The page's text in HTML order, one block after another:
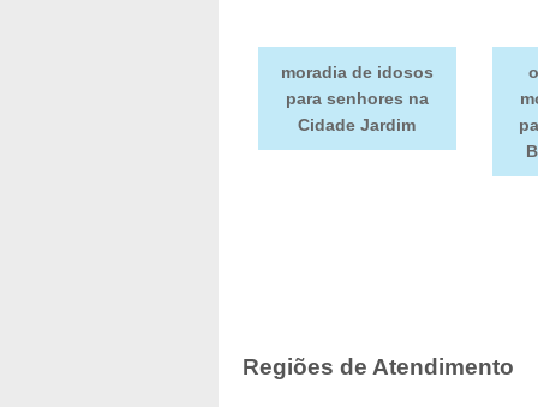
moradia de idosos
para senhores na
Cidade Jardim
Regiões de Atendimento